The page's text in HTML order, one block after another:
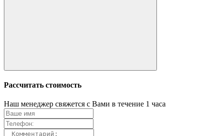
Рассчитать стоимость
Наш менеджер свяжется с Вами в течение 1 часа